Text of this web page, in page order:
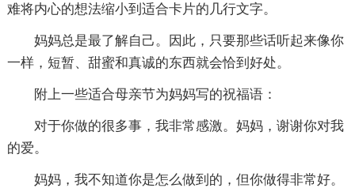
难将内心的想法缩小到适合卡片的几行文字。
妈妈总是最了解自己。因此，只要那些话听起来像你
一样，短暂、甜蜜和真诚的东西就会恰到好处。
附上一些适合母亲节为妈妈写的祝福语：
对于你做的很多事，我非常感激。妈妈，谢谢你对我
的爱。
妈妈，我不知道你是怎么做到的，但你做得非常好。